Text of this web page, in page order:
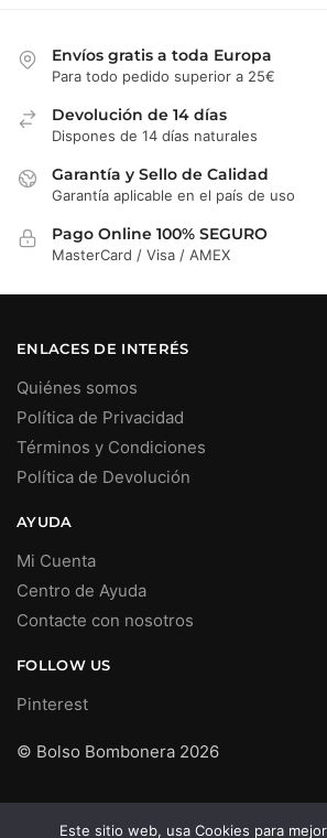
Envíos gratis a toda Europa
Para todo pedido superior a 25€
Devolución de 14 días
Dispones de 14 días naturales
Garantía y Sello de Calidad
Garantía aplicable en el país de uso
Pago Online 100% SEGURO
MasterCard / Visa / AMEX
ENLACES DE INTERÉS
Quiénes somos
Política de Privacidad
Términos y Condiciones
Política de Devolución
AYUDA
Mi Cuenta
Centro de Ayuda
Contacte con nosotros
FOLLOW US
Pinterest
© Bolso Bombonera 2026
Este sitio web, usa Cookies para